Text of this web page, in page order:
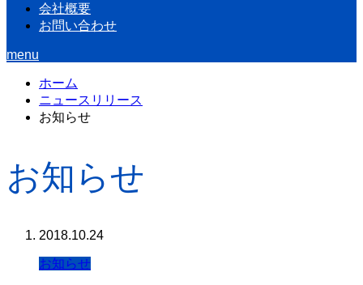
会社概要
お問い合わせ
menu
ホーム
ニュースリリース
お知らせ
お知らせ
2018.10.24
お知らせ